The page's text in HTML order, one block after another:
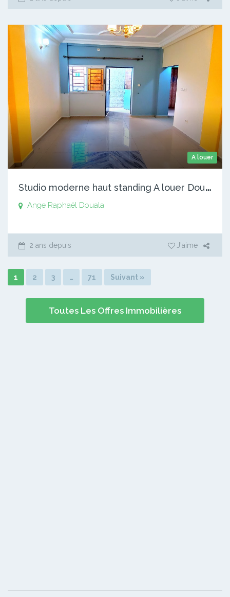
A louer
S
tudio moderne haut standing A louer Douala Ange Raphaël
Ange Raphaël Douala
2 ans depuis J'aime
1 2 3 … 71 Suivant »
Toutes Les Offres Immobilières